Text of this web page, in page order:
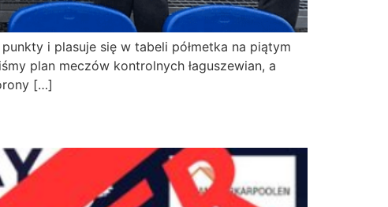
i plasuje się w tabeli półmetka na piątym
plan meczów kontrolnych łaguszewian, a
[…]